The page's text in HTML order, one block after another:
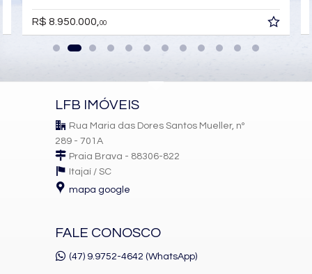
LFB IMÓVEIS
Rua Maria das Dores Santos Mueller, nº
289 - 701A
Praia Brava - 88306-822
Itajaí / SC
mapa google
FALE CONOSCO
(47) 9.9752-4642 (WhatsApp)